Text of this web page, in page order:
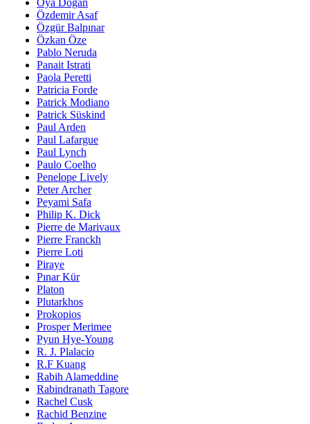
Oya Doğan
Özdemir Asaf
Özgür Balpınar
Özkan Öze
Pablo Neruda
Panait Istrati
Paola Peretti
Patricia Forde
Patrick Modiano
Patrick Süskind
Paul Arden
Paul Lafargue
Paul Lynch
Paulo Coelho
Penelope Lively
Peter Archer
Peyami Safa
Philip K. Dick
Pierre de Marivaux
Pierre Franckh
Pierre Loti
Piraye
Pınar Kür
Platon
Plutarkhos
Prokopios
Prosper Merimee
Pyun Hye-Young
R. J. Plalacio
R.F Kuang
Rabih Alameddine
Rabindranath Tagore
Rachel Cusk
Rachid Benzine